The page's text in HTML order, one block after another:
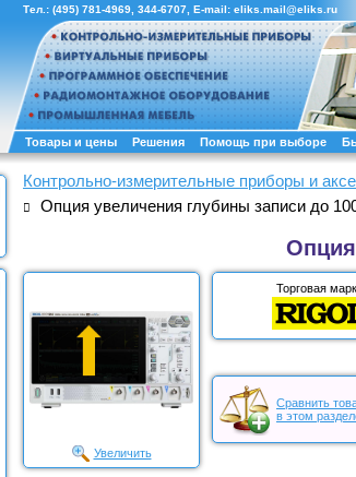
Тел.: (495) 781-4969 344-6707 , E-mail: eliks.mail@eliks.ru
Товары и цены Решения Помощь при выборе
Контрольно-измерительные приборы и
Опция увеличения глубины записи до
Опция
Увеличить
Торговая
Сравнить
в этом